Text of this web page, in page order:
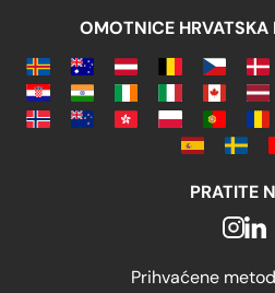
OMOTNICE
PRATITE
Prihvaćene